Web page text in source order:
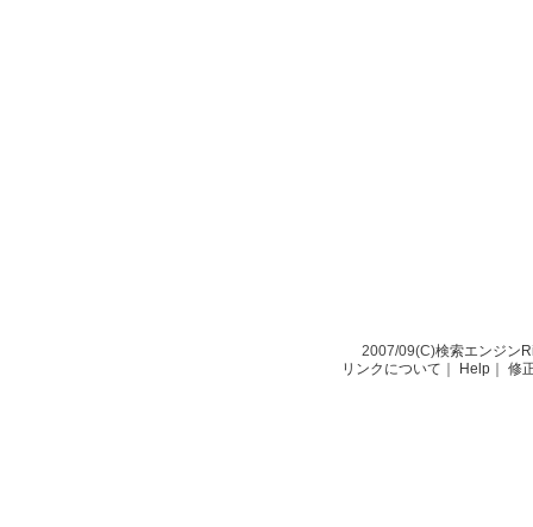
2007/09(C)検索エンジン
リンクについて
Help｜ 修